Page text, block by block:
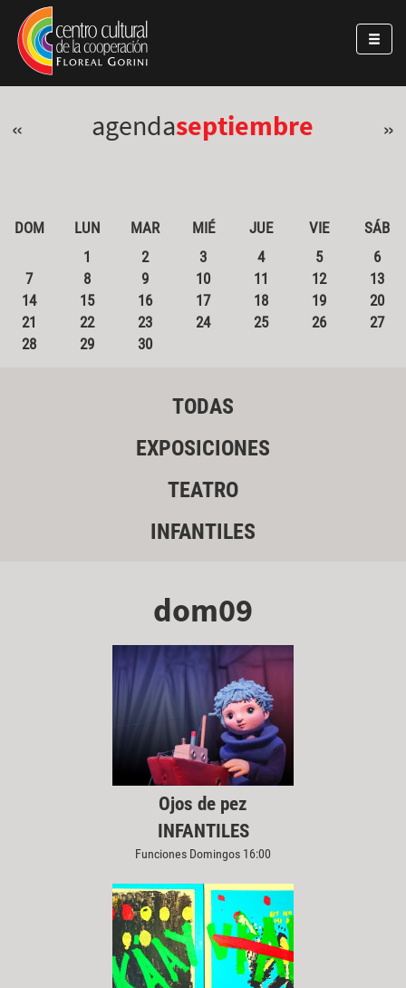
Pasar al contenido principal
Jump to main content
« agendaseptiembre »
DOM LUN MAR MIÉ JUE VIE
SÁB
1
2 3 4 5
6
7
8 9 10 11 12
13
14
15 16 17 18 19
20
21
22 23 24 25 26
27
28
29 30
TODAS
EXPOSICIONES
TEATRO
INFANTILES
dom09
Ojos de pez
INFANTILES
Funciones Domingos 16:00